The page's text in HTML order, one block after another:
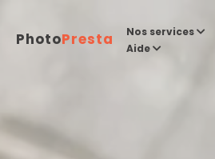
PhotoPresta Nos services
Aide